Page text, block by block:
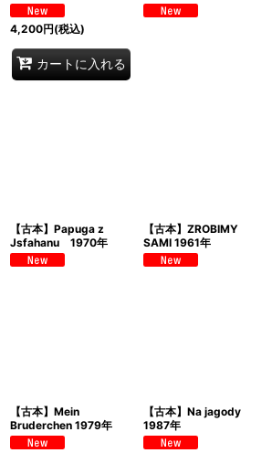
4,200円(税込)
カートに入れる
【古本】Papuga z
Jsfahanu 1970年
【古本】ZROBIMY
SAMI 1961年
【古本】Mein
Bruderchen 1979年
【古本】Na jagody
1987年